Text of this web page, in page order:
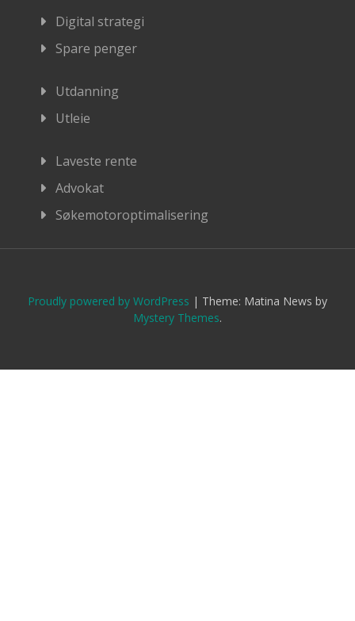
Digital strategi
Spare penger
Utdanning
Utleie
Laveste rente
Advokat
Søkemotoroptimalisering
Proudly powered by WordPress | Theme: Matina News by
Mystery Themes.